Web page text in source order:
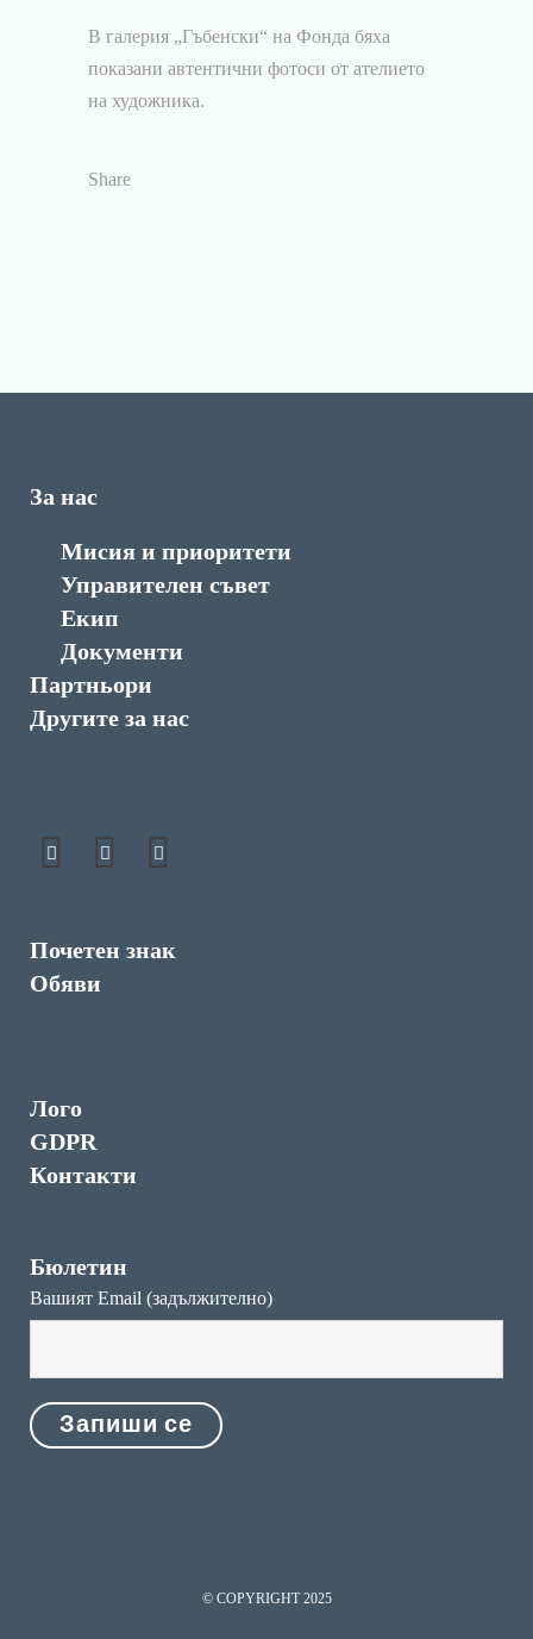
В галерия „Гъбенски“ на Фонда бяха
показани автентични фотоси от ателието
на художника.
Share
За нас
Мисия и приоритети
Управителен съвет
Екип
Документи
Партньори
Другите за нас
Почетен знак
Обяви
Лого
GDPR
Контакти
Бюлетин
Вашият Email (задължително)
© COPYRIGHT 2025